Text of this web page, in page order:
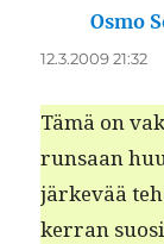
Osmo
12.3.2009 21:32
Tämä on
run­saan
järkevää
ker­ran